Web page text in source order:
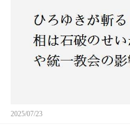
2025/07/23